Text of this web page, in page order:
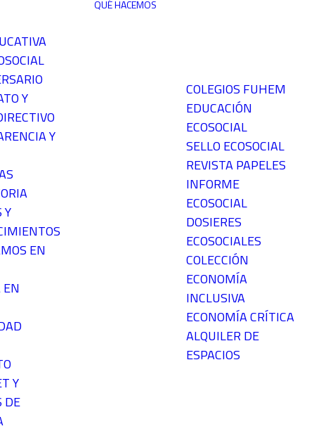
Y
Y
Y
EN
EN
Y
DE
QUÉ HACEMOS
COLEGIOS FUHEM
EDUCACIÓN
ECOSOCIAL
SELLO ECOSOCIAL
REVISTA PAPELES
INFORME
ECOSOCIAL
DOSIERES
ECOSOCIALES
COLECCIÓN
ECONOMÍA
INCLUSIVA
ECONOMÍA CRÍTICA
ALQUILER DE
ESPACIOS